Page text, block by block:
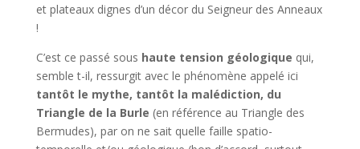
et plateaux dignes d’un décor du Seigneur des Anneaux
!
C’est ce passé sous haute tension géologique qui,
semble t-il, ressurgit avec le phénomène appelé ici
tantôt le mythe, tantôt la malédiction, du
Triangle de la Burle (en référence au Triangle des
Bermudes), par on ne sait quelle faille spatio-